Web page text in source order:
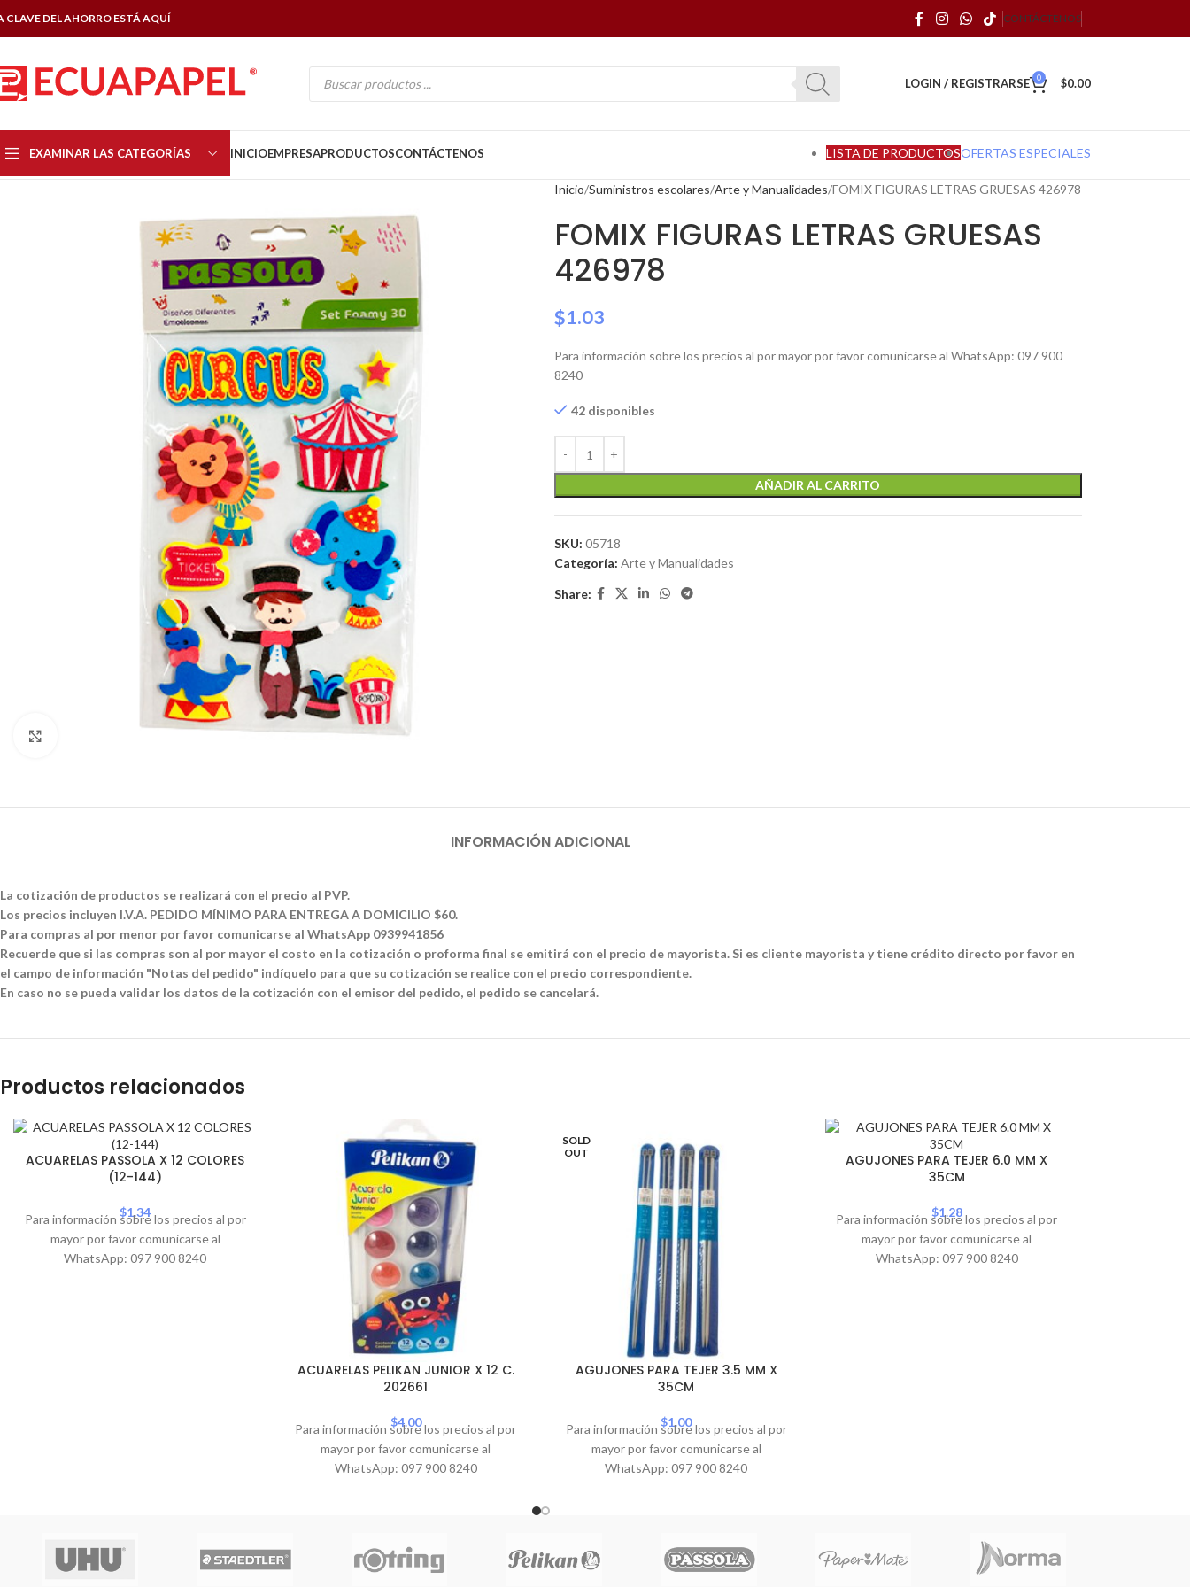
CLAVE DEL AHORRO ESTÁ AQUÍ CONTÁCTENOS
LOGIN / REGISTRARSE 0 $0.00
EXAMINAR LAS CATEGORÍAS INICIOEMPRESAPRODUCTOSCONTÁCTENOS LISTA DE PRODUCTOSOFERTAS ESPECIALES
Inicio Suministros escolares Arte y Manualidades FOMIX FIGURAS LETRAS GRUESAS 426978
FOMIX FIGURAS LETRAS GRUESAS
426978
$1.03
Para información sobre los precios al por mayor por favor comunicarse al WhatsApp: 097 900
8240
42 disponibles
AÑADIR AL CARRITO
SKU: 05718
Categoría: Arte y Manualidades
Share:
INFORMACIÓN ADICIONAL
La cotización de productos se realizará con el precio al PVP.
Los precios incluyen I.V.A. PEDIDO MÍNIMO PARA ENTREGA A DOMICILIO $60.
Para compras al por menor por favor comunicarse al WhatsApp 0939941856
Recuerde que si las compras son al por mayor el costo en la cotización o proforma final se emitirá con el precio de mayorista. Si es cliente mayorista y tiene crédito directo por favor en
el campo de información "Notas del pedido" indíquelo para que su cotización se realice con el precio correspondiente.
En caso no se pueda validar los datos de la cotización con el emisor del pedido, el pedido se cancelará.
Productos relacionados
ACUARELAS PASSOLA X 12 COLORES
(12-144)
$1.34
Para información sobre los precios al por
mayor por favor comunicarse al
WhatsApp: 097 900 8240
ACUARELAS PELIKAN JUNIOR X 12 C.
202661
$4.00
Para información sobre los precios al por
mayor por favor comunicarse al
WhatsApp: 097 900 8240
SOLD
OUT
AGUJONES PARA TEJER 3.5 MM X
35CM
$1.00
Para información sobre los precios al por
mayor por favor comunicarse al
WhatsApp: 097 900 8240
AGUJONES PARA TEJER 6.0 MM X
35CM
$1.28
Para información sobre los precios al por
mayor por favor comunicarse al
WhatsApp: 097 900 8240